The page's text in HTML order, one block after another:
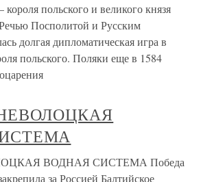
польского и великого князя
Посполитой и Русским
долгая дипломатическая игра в
польского. Поляки еще в 1584
ВОДНАЯ СИСТЕМА Победа
за Россией Балтийское